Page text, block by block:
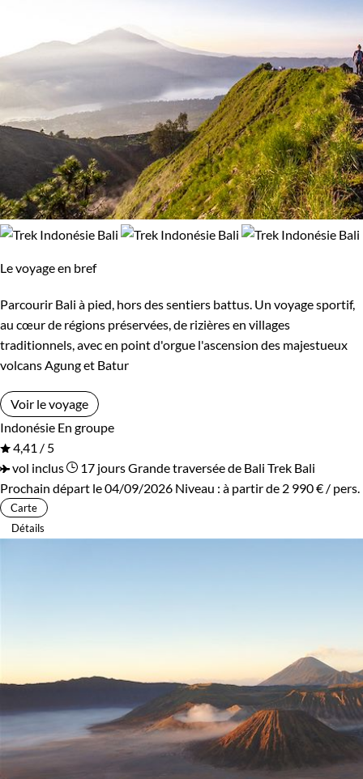
Le voyage en bref
Parcourir Bali à pied, hors des sentiers battus. Un voyage sportif,
au cœur de régions préservées, de rizières en villages
traditionnels, avec en point d'orgue l'ascension des majestueux
volcans Agung et Batur
Voir le voyage
Indonésie En groupe
4,41 / 5
vol inclus
17 joursGrande traversée de Bali Trek Bali
Prochain départ le 04/09/2026 Niveau : à partir de 2 990 € / pers.
Carte
Détails